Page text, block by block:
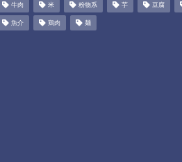
牛肉 米 粉物系 芋 豆腐
魚介 鶏肉 麺